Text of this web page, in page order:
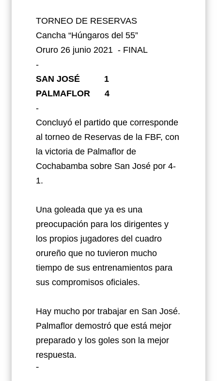
TORNEO DE RESERVAS
Cancha “Húngaros del 55”
Oruro 26 junio 2021 - FINAL
-
SAN JOSÉ 1
PALMAFLOR 4
-
Concluyó el partido que corresponde
al torneo de Reservas de la FBF, con
la victoria de Palmaflor de
Cochabamba sobre San José por 4-
1.
Una goleada que ya es una
preocupación para los dirigentes y
los propios jugadores del cuadro
orureño que no tuvieron mucho
tiempo de sus entrenamientos para
sus compromisos oficiales.
Hay mucho por trabajar en San José.
Palmaflor demostró que está mejor
preparado y los goles son la mejor
respuesta.
-